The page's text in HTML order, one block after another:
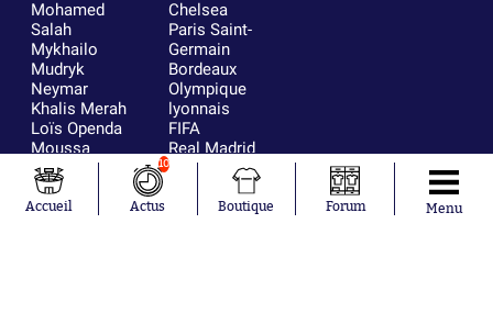
Mohamed
Salah
Mykhailo
Mudryk
Neymar
Khalis Merah
Loïs Openda
Moussa
Niakhaté
Nicolás
Tagliafico
Chelsea
Paris Saint-
Germain
Bordeaux
Olympique
lyonnais
FIFA
Real Madrid
RC Strasbourg
AC Milan
Accueil
10
Actus Boutique Forum Menu